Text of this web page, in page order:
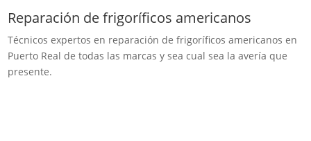
Reparación de frigoríficos americanos
Técnicos expertos en reparación de frigoríficos americanos en
Puerto Real de todas las marcas y sea cual sea la avería que
presente.